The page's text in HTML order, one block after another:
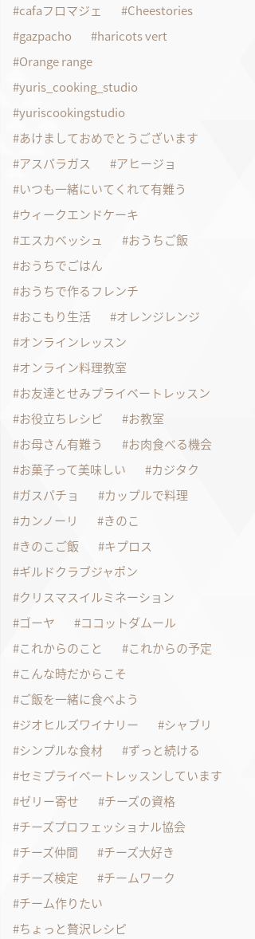
cafaフロマジェ
Cheestories
gazpacho
haricots vert
Orange range
yuris_cooking_studio
yuriscookingstudio
あけましておめでとうございます
アスパラガス
アヒージョ
いつも一緒にいてくれて有難う
ウィークエンドケーキ
エスカベッシュ
おうちご飯
おうちでごはん
おうちで作るフレンチ
おこもり生活
オレンジレンジ
オンラインレッスン
オンライン料理教室
お友達とせみプライベートレッスン
お役立ちレシピ
お教室
お母さん有難う
お肉食べる機会
お菓子って美味しい
カジタク
ガスパチョ
カップルで料理
カンノーリ
きのこ
きのこご飯
キプロス
ギルドクラブジャポン
クリスマスイルミネーション
ゴーヤ
ココットダムール
これからのこと
これからの予定
こんな時だからこそ
ご飯を一緒に食べよう
ジオヒルズワイナリー
シャブリ
シンプルな食材
ずっと続ける
セミプライベートレッスンしています
ゼリー寄せ
チーズの資格
チーズプロフェッショナル協会
チーズ仲間
チーズ大好き
チーズ検定
チームワーク
チーム作りたい
ちょっと贅沢レシピ